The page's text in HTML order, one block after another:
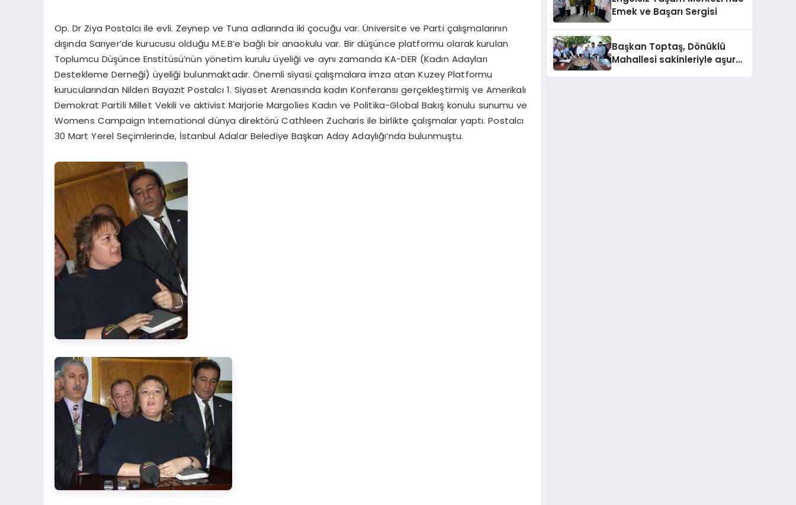
Op. Dr Ziya Postalcı ile evli. Zeynep ve Tuna adlarında iki çocuğu var. Üniversite ve Parti çalışmalarının
dışında Sarıyer’de kurucusu olduğu M.E.B’e bağlı bir anaokulu var. Bir düşünce platformu olarak kurulan
Toplumcu Düşünce Enstitüsü’nün yönetim kurulu üyeliği ve aynı zamanda KA-DER (Kadın Adayları
Destekleme Derneği) üyeliği bulunmaktadır. Önemli siyasi çalışmalara imza atan Kuzey Platformu
kurucularından Nilden Bayazıt Postalcı 1. Siyaset Arenasında kadın Konferansı gerçekleştirmiş ve Amerikalı
Demokrat Partili Millet Vekili ve aktivist Marjorie Margolies Kadın ve Politika-Global Bakış konulu sunumu ve
Womens Campaign International dünya direktörü Cathleen Zucharis ile birlikte çalışmalar yaptı. Postalcı
30 Mart Yerel Seçimlerinde, İstanbul Adalar Belediye Başkan Aday Adaylığı’nda bulunmuştu.
Emek ve Başarı Sergisi
Başkan Toptaş, Dönüklü
Mahallesi sakinleriyle aşure